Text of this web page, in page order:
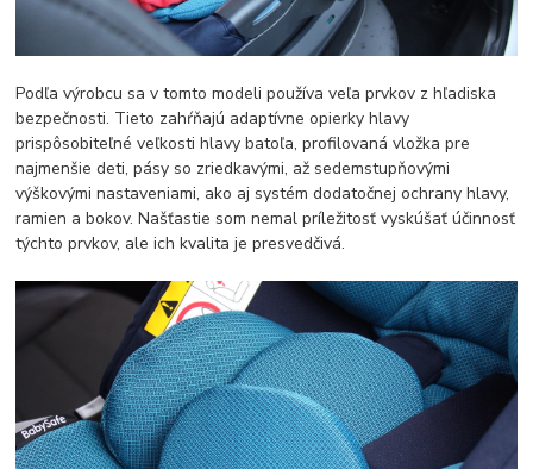
Podľa výrobcu sa v tomto modeli používa veľa prvkov z hľadiska
bezpečnosti. Tieto zahŕňajú adaptívne opierky hlavy
prispôsobiteľné veľkosti hlavy batoľa, profilovaná vložka pre
najmenšie deti, pásy so zriedkavými, až sedemstupňovými
výškovými nastaveniami, ako aj systém dodatočnej ochrany hlavy,
ramien a bokov. Našťastie som nemal príležitosť vyskúšať účinnosť
týchto prvkov, ale ich kvalita je presvedčivá.